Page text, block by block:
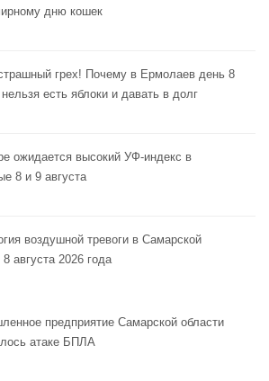
дню кошек
грех! Почему в Ермолаев день 8
нельзя есть яблоки и давать в долг
ожидается высокий УФ-индекс в
8 и 9 августа
воздушной тревоги в Самарской
8 августа 2026 года
предприятие Самарской области
атаке БПЛА